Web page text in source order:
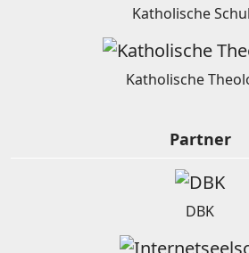
Katholische
Katholische
Partner
DBK